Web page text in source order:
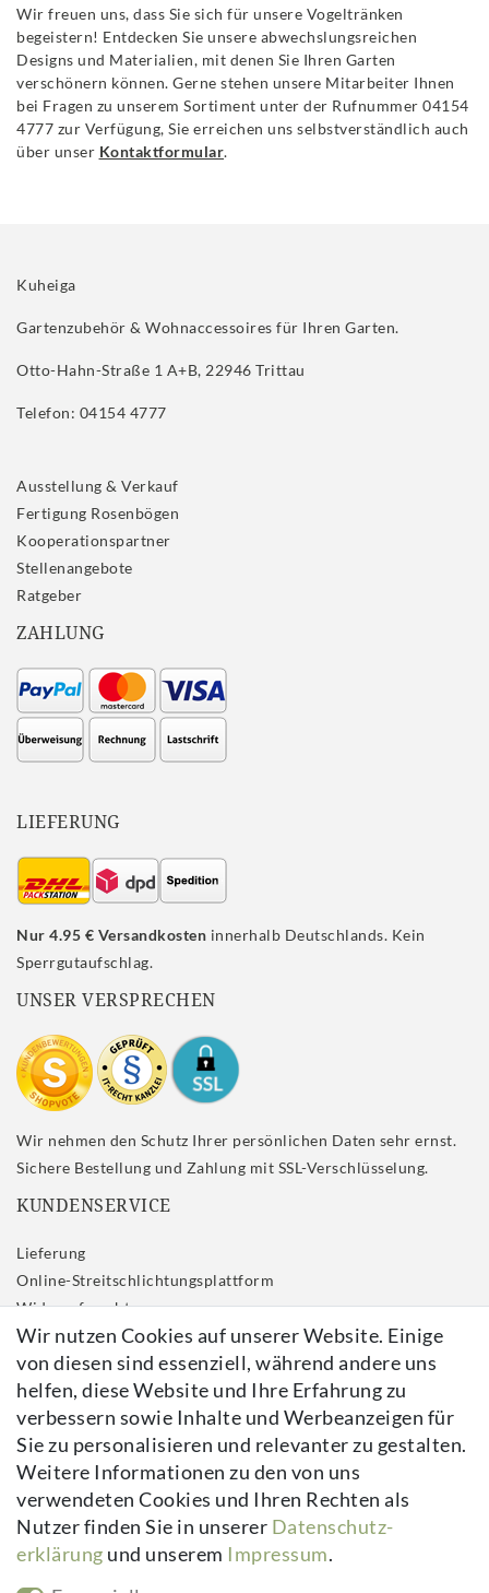
Wir freuen uns, dass Sie sich für unsere Vogeltränken
begeistern! Entdecken Sie unsere abwechslungsreichen
Designs und Materialien, mit denen Sie Ihren Garten
verschönern können. Gerne stehen unsere Mitarbeiter Ihnen
bei Fragen zu unserem Sortiment unter der Rufnummer 04154
4777 zur Verfügung, Sie erreichen uns selbstverständlich auch
über unser Kontaktformular.
Kuheiga
Gartenzubehör & Wohnaccessoires für Ihren Garten.
Otto-Hahn-Straße 1 A+B, 22946 Trittau
Telefon: 04154 4777
Ausstellung & Verkauf
Fertigung Rosenbögen
Kooperationspartner
Stellenangebote
Ratgeber
ZAHLUNG
LIEFERUNG
Nur 4.95 € Versandkosten innerhalb Deutschlands. Kein
Sperrgutaufschlag.
UNSER VERSPRECHEN
Wir nehmen den Schutz Ihrer persönlichen Daten sehr ernst.
Sichere Bestellung und Zahlung mit SSL-Verschlüsselung.
KUNDENSERVICE
Lieferung
Online-Streitschlichtungsplattform
Widerrufs­recht
Impressum
Daten­schutz­erklärung
AGB
Kontakt
Vertrag widerrufen
Newsletter
E-MAIL **
Newsletter
Wir nutzen Cookies auf unserer Website. Einige
von diesen sind essenziell, während andere uns
helfen, diese Website und Ihre Erfahrung zu
verbessern sowie Inhalte und Werbeanzeigen für
Sie zu personalisieren und relevanter zu gestalten.
Weitere Informationen zu den von uns
verwendeten Cookies und Ihren Rechten als
Nutzer finden Sie in unserer Daten­schutz­
erklärung und unserem Impressum.